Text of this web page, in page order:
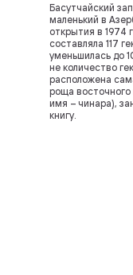
Басутчайский
маленький в
открытия в 1974
составляла 117
уменьшилась до
не количество
расположена
роща восточного
имя – чинара),
книгу.